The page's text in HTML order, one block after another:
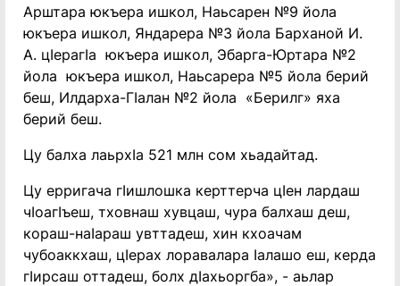
Арштара юкъера ишкол, Наьсарен №9 йола
юкъера ишкол, Яндарера №3 йола Барханой И.
А. цӀерагӀа юкъера ишкол, Эбарга-Юртара №2
йола юкъера ишкол, Наьсарера №5 йола берий
беш, Илдарха-Гӏалан №2 йола «Берилг» яха
берий беш.
Цу балха лаьрхӀа 521 млн сом хьадайтад.
Цу ерригача гӀишлошка керттерча цӀен лардаш
чӀоагӀъеш, тховнаш хувцаш, чура балхаш деш,
кораш-наӀараш увттадеш, хин кхоачам
чубоаккхаш, цӀерах лоравалара Ӏалашо еш, керда
гӀирсаш оттадеш, болх дӀахьоргба», - аьлар